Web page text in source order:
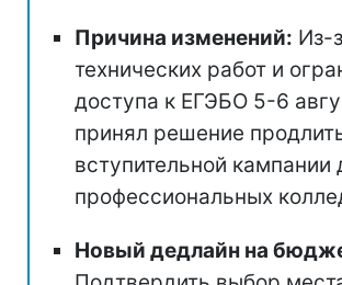
Причина изменений: Из-
технических работ и
доступа к ЕГЭБО 5-6
принял решение
вступительной кампании
профессиональных
Новый дедлайн на